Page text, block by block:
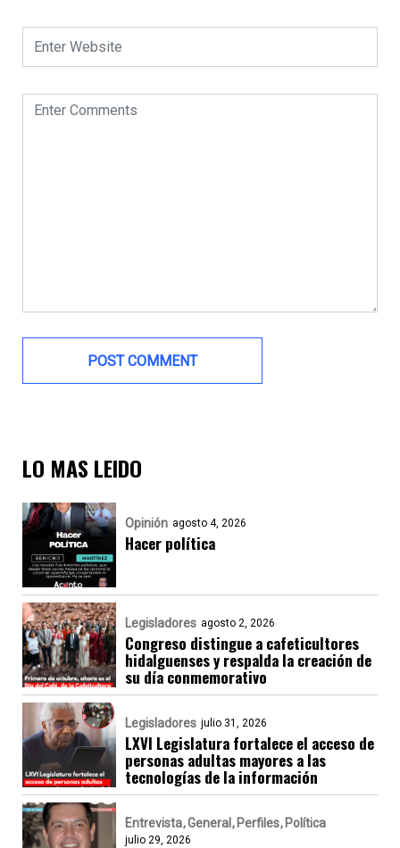
LO MAS LEIDO
Opinión agosto 4, 2026
Hacer política
Legisladores agosto 2, 2026
Congreso distingue a cafeticultores
hidalguenses y respalda la creación de
su día conmemorativo
Legisladores julio 31, 2026
LXVI Legislatura fortalece el acceso de
personas adultas mayores a las
tecnologías de la información
Entrevista General Perfiles Política
julio 29, 2026